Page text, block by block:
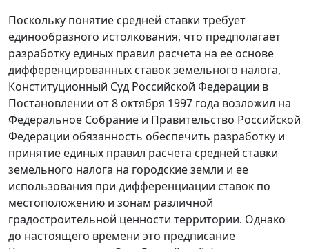
Поскольку понятие средней ставки требует
единообразного истолкования, что предполагает
разработку единых правил расчета на ее основе
дифференцированных ставок земельного налога,
Конституционный Суд Российской Федерации в
Постановлении от 8 октября 1997 года возложил на
Федеральное Собрание и Правительство Российской
Федерации обязанность обеспечить разработку и
принятие единых правил расчета средней ставки
земельного налога на городские земли и ее
использования при дифференциации ставок по
местоположению и зонам различной
градостроительной ценности территории. Однако
до настоящего времени это предписание